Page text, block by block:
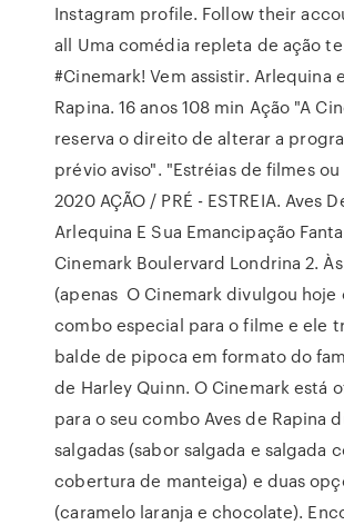
Instagram profile. Follow their
all Uma comédia repleta de ação
#Cinemark! Vem assistir. Arlequina
Rapina. 16 anos 108 min Ação "A
reserva o direito de alterar a
prévio aviso". "Estréias de filmes
2020 AÇÃO / PRÉ - ESTREIA. Aves
Arlequina E Sua Emancipação
Cinemark Boulervard Londrina 2.
(apenas O Cinemark divulgou hoje
combo especial para o filme e ele
balde de pipoca em formato do
de Harley Quinn. O Cinemark está
para o seu combo Aves de Rapina
salgadas (sabor salgada e salgada
cobertura de manteiga) e duas
(caramelo laranja e chocolate).